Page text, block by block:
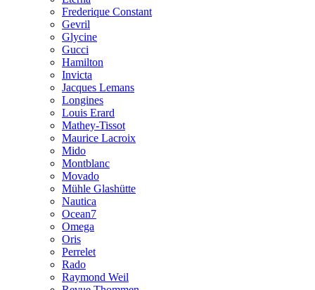
Frederique Constant
Gevril
Glycine
Gucci
Hamilton
Invicta
Jacques Lemans
Longines
Louis Erard
Mathey-Tissot
Maurice Lacroix
Mido
Montblanc
Movado
Mühle Glashütte
Nautica
Ocean7
Omega
Oris
Perrelet
Rado
Raymond Weil